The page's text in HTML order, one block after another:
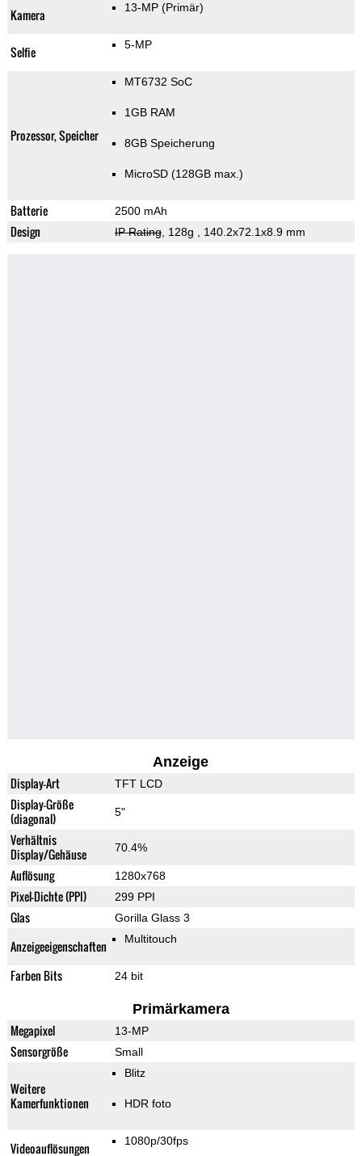
Kamera 13-MP (Primär)
Selfie 5-MP
Prozessor, Speicher
MT6732 SoC
1GB RAM
8GB Speicherung
MicroSD (128GB max.)
Batterie 2500 mAh
Design IP Rating, 128g , 140.2x72.1x8.9 mm
Anzeige
Display-Art TFT LCD
Display-Größe
(diagonal)
5"
Verhältnis
Display/Gehäuse
70.4%
Auflösung 1280x768
Pixel-Dichte (PPI) 299 PPI
Glas Gorilla Glass 3
Anzeigeeigenschaften Multitouch
Farben Bits 24 bit
Primärkamera
Megapixel 13-MP
Sensorgröße Small
Weitere
Kamerfunktionen
Blitz
HDR foto
Videoauflösungen 1080p/30fps